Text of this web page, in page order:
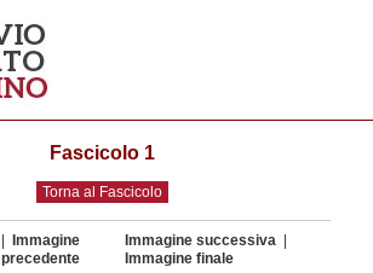
Fascicolo 1
Torna al Fascicolo
Immagine
precedente
Immagine successiva
Immagine finale